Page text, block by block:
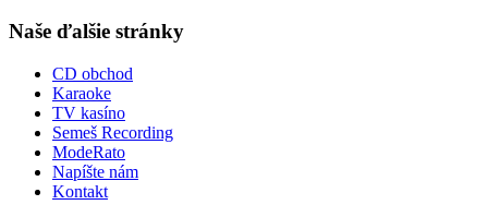
Naše ďalšie stránky
CD obchod
Karaoke
TV kasíno
Semeš Recording
ModeRato
Napíšte nám
Kontakt